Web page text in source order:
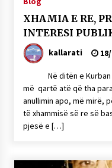
XHAMIA E RE,
INTERESI
kallarati 18/
Në ditën e Kurban
më qartë atë që tha
anullimin apo, më mirë,
të xhammisë së re së
pjesë e […]